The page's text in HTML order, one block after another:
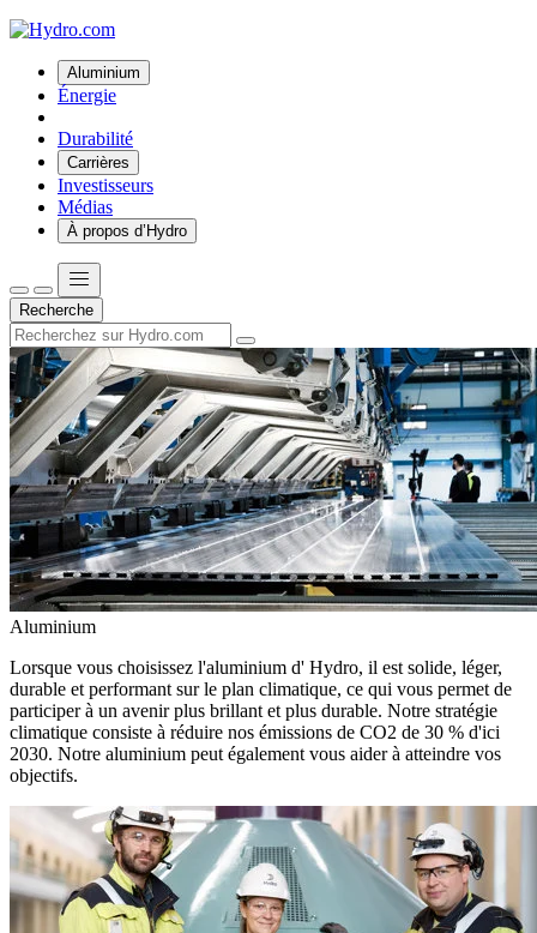
Aluminium
Énergie
Durabilité
Carrières
Investisseurs
Médias
À propos d’Hydro
Recherche
Aluminium
Lorsque vous choisissez l'aluminium d' Hydro, il est solide, léger,
durable et performant sur le plan climatique, ce qui vous permet de
participer à un avenir plus brillant et plus durable. Notre stratégie
climatique consiste à réduire nos émissions de CO2 de 30 % d'ici
2030. Notre aluminium peut également vous aider à atteindre vos
objectifs.